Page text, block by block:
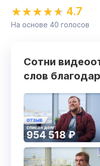
4.7
На основе 40 голосов
Сотни
слов